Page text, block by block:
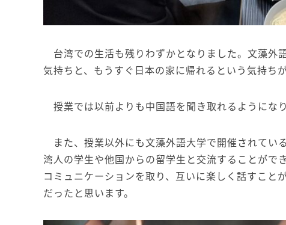
台湾での生活も残りわずかとなりました。文藻外
気持ちと、もうすぐ日本の家に帰れるという気持ち
授業では以前よりも中国語を聞き取れるようにな
また、授業以外にも文藻外語大学で開催されてい
湾人の学生や他国からの留学生と交流することがで
コミュニケーションを取り、互いに楽しく話すこ
だったと思います。